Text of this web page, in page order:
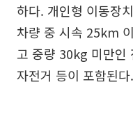
하다. 개인형 이동장
차량 중 시속 25km
고 중량 30kg 미만인
자전거 등이 포함된다.